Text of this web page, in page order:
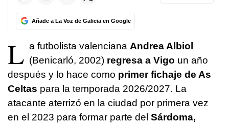
Añade a La Voz de Galicia en Google
L a futbolista valenciana Andrea Albiol
(Benicarló, 2002) regresa a Vigo un año
después y lo hace como primer fichaje de As
Celtas para la temporada 2026/2027. La
atacante aterrizó en la ciudad por primera vez
en el 2023 para formar parte del Sárdoma,